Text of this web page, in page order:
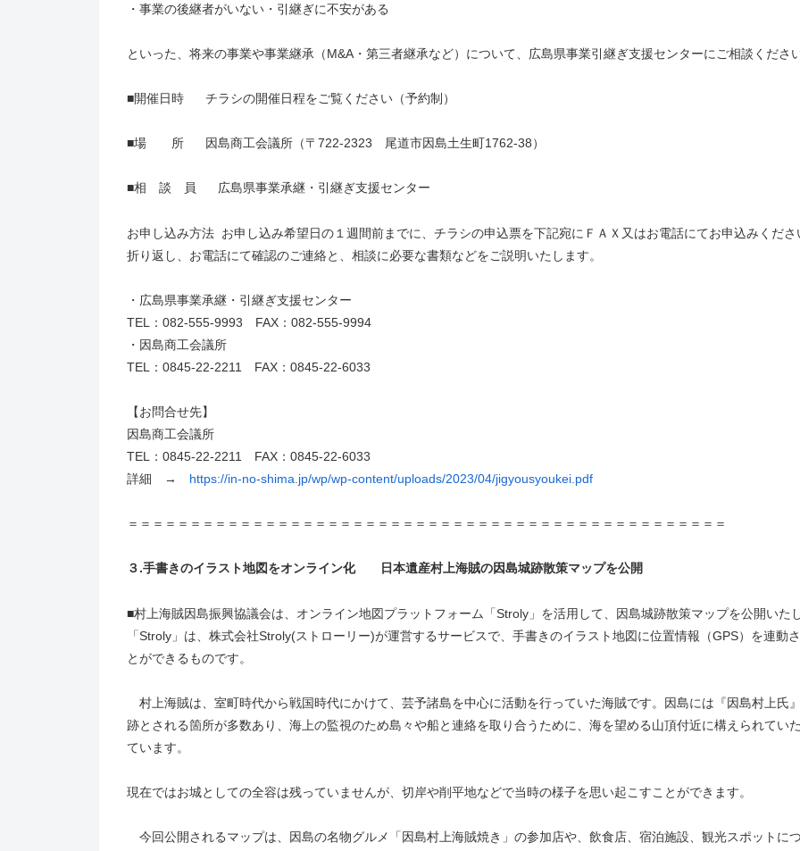
・事業の後継者がいない・引継ぎに不安がある
といった、将来の事業や事業継承（M&A・第三者継承など）について、広島県事業引継ぎ支援センターにご相談くださ
■開催日時 チラシの開催日程をご覧ください（予約制）
■場 所 因島商工会議所（〒722-2323 尾道市因島土生町1762-38）
■相 談 員 広島県事業承継・引継ぎ支援センター
お申し込み方法 お申し込み希望日の１週間前までに、チラシの申込票を下記宛にＦＡＸ又はお電話にてお申込みくださ
折り返し、お電話にて確認のご連絡と、相談に必要な書類などをご説明いたします。
・広島県事業承継・引継ぎ支援センター
TEL：082-555-9993 FAX：082-555-9994
・因島商工会議所
TEL：0845-22-2211 FAX：0845-22-6033
【お問合せ先】
因島商工会議所
TEL：0845-22-2211 FAX：0845-22-6033
詳細 → https://in-no-shima.jp/wp/wp-content/uploads/2023/04/jigyousyoukei.pdf
＝＝＝＝＝＝＝＝＝＝＝＝＝＝＝＝＝＝＝＝＝＝＝＝＝＝＝＝＝＝＝＝＝＝＝＝＝＝＝＝＝＝＝＝＝＝＝＝
３.手書きのイラスト地図をオンライン化 日本遺産村上海賊の因島城跡散策マップを公開
■村上海賊因島振興協議会は、オンライン地図プラットフォーム「Stroly」を活用して、因島城跡散策マップを公開いた
「Stroly」は、株式会社Stroly(ストローリー)が運営するサービスで、手書きのイラスト地図に位置情報（GPS）を連動
とができるものです。
村上海賊は、室町時代から戦国時代にかけて、芸予諸島を中心に活動を行っていた海賊です。因島には『因島村上氏
跡とされる箇所が多数あり、海上の監視のため島々や船と連絡を取り合うために、海を望める山頂付近に構えられてい
ています。
現在ではお城としての全容は残っていませんが、切岸や削平地などで当時の様子を思い起こすことができます。
今回公開されるマップは、因島の名物グルメ「因島村上海賊焼き」の参加店や、飲食店、宿泊施設、観光スポットに